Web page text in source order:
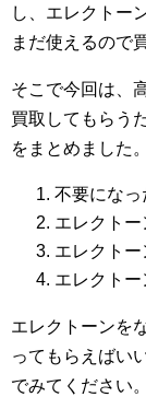
し、エレクトー
まだ使えるので
そこで今回は、
買取してもらう
をまとめました。
不要になっ
エレクト
エレクト
エレクト
エレクトーンを
ってもらえばい
でみてください。